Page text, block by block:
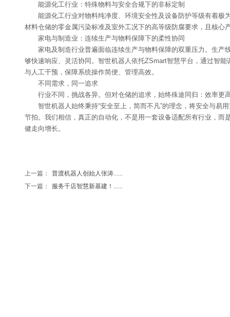
能源化工行业：特殊物料与安全合规下的非标定制
能源化工行业对物料纯净度、环境安全性及设备防护等级有着
材料仓储的零金属污染标准及室外工况下的高等级防腐要求，且核心
家电与制造业：连续生产与物料保障下的柔性协同
家电及制造行业普遍面临连续生产与物料保障的双重压力。生
够快速响应、灵活协同。智世机器人依托ZSmart智慧平台，通过智
与人工干预，保障系统操作简便、管理高效。
不同需求， 同一追求
行业不同，挑战各异。但对仓储的追求，始终殊途同归：效率
智世机器人始终秉持“安全至上，简而不凡”的理念，将安全与
节拍。我们相信，真正的自动化，不是用一套设备适配所有行业，
健走向增长。
上一篇：
普渡机器人创始人张涛......
下一篇：
服务千店智慧新基建！......